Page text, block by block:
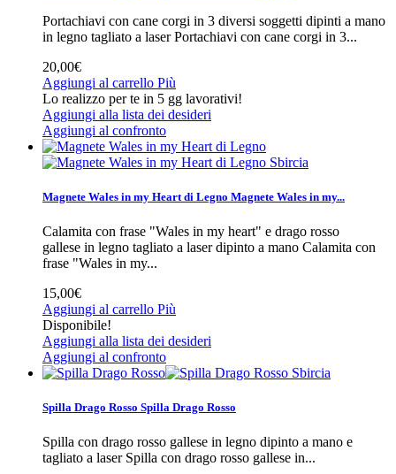
Portachiavi con cane corgi in 3 diversi soggetti dipinti a mano
in legno tagliato a laser Portachiavi con cane corgi in 3...
20,00€
Aggiungi al carrello Più
Lo realizzo per te in 5 gg lavorativi!
Aggiungi alla lista dei desideri
Aggiungi al confronto
Sbircia
Magnete Wales in my Heart di Legno Magnete Wales in my...
Calamita con frase "Wales in my heart" e drago rosso
gallese in legno tagliato a laser dipinto a mano Calamita con
frase "Wales in my...
15,00€
Aggiungi al carrello Più
Disponibile!
Aggiungi alla lista dei desideri
Aggiungi al confronto
Sbircia
Spilla Drago Rosso Spilla Drago Rosso
Spilla con drago rosso gallese in legno dipinto a mano e
tagliato a laser Spilla con drago rosso gallese in...